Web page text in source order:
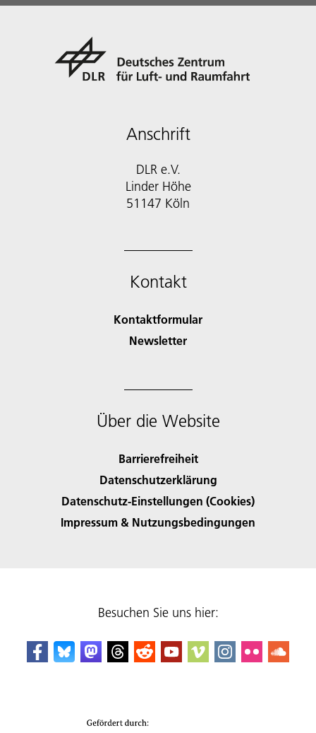
Anschrift
DLR e.V.
Linder Höhe
51147 Köln
Kontakt
Kontaktformular
Newsletter
Über die Website
Barrierefreiheit
Datenschutzerklärung
Datenschutz-Einstellungen (Cookies)
Impressum & Nutzungsbedingungen
Besuchen Sie uns hier: